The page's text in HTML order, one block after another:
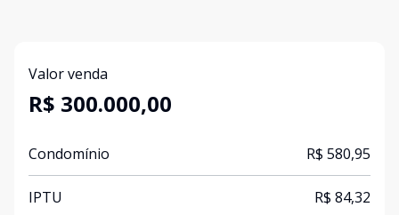
Valor venda
R$ 300.000,00
Condomínio R$ 580,95
IPTU R$ 84,32